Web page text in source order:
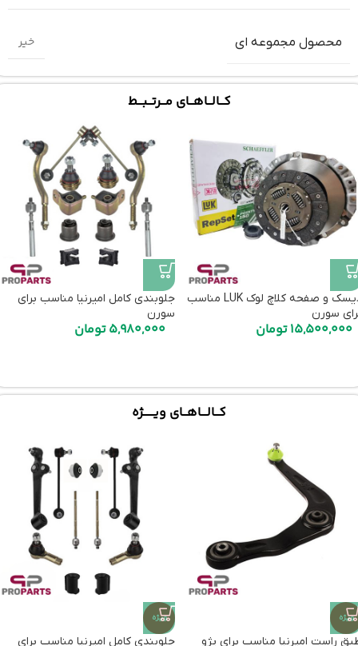
محصول مجموعه ای خیر
کـــالـــاهـــای مـــرتـــبـــط
دیسک و صفحه کلاچ لوک LUK مناسب
سورن
15,500,000تومان
جلوبندی کامل امیرنیا مناسب برای
سورن
5,980,000تومان
کـــالــــاهـــای ویـــــــژه
ویژه
راست امیرنیا مناسب برای پژو
ویژه
جلوبندی کامل امیرنیا مناسب برای